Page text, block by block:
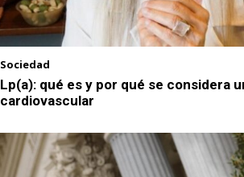
Sociedad
Lp(a): qué es y por qué se considera
cardiovascular